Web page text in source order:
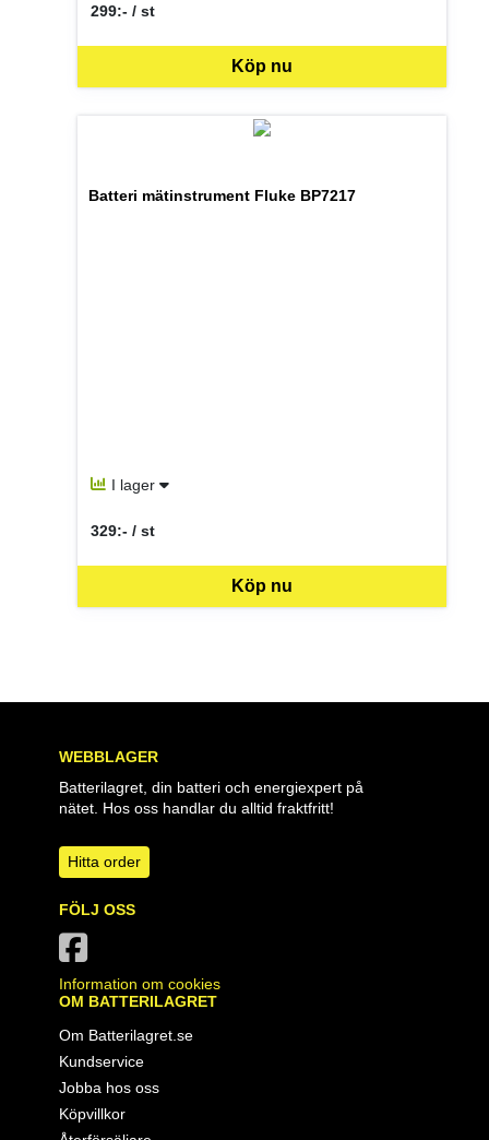
Köp nu
299:- / st
SEK per ST
Batteri mätinstrument Fluke BP7217
I lager
Köp nu
329:- / st
SEK per ST
WEBBLAGER
Batterilagret, din batteri och energiexpert på
nätet. Hos oss handlar du alltid fraktfritt!
Hitta order
FÖLJ OSS
Information om cookies
OM BATTERILAGRET
Om Batterilagret.se
Kundservice
Jobba hos oss
Köpvillkor